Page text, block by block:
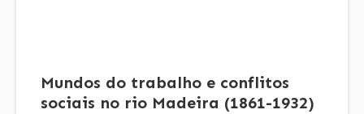
Mundos do trabalho e conflitos
sociais no rio Madeira (1861-1932)